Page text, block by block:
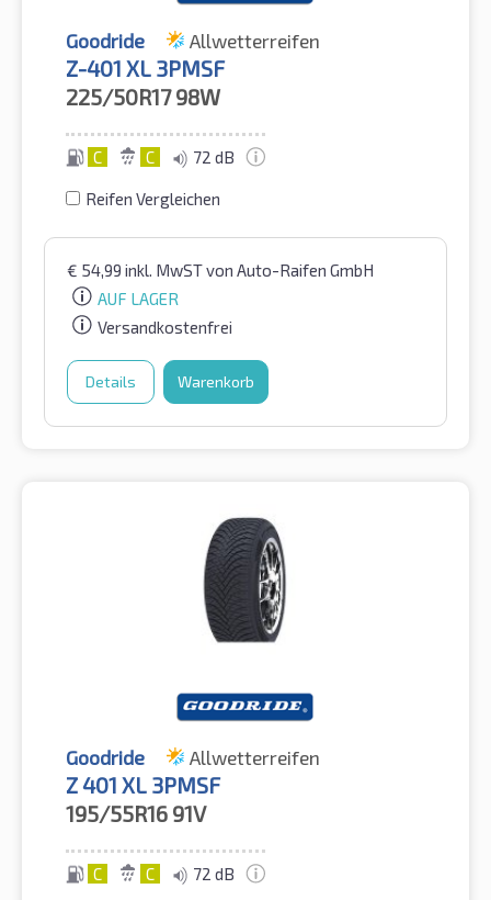
Goodride Allwetterreifen
Z-401 XL 3PMSF
225/50R17 98W
C C 72 dB
Reifen Vergleichen
€ 54,99 inkl. MwSTvon Auto-Raifen GmbH
AUF LAGER
Versandkostenfrei
Details Warenkorb
Goodride Allwetterreifen
Z 401 XL 3PMSF
195/55R16 91V
C C 72 dB